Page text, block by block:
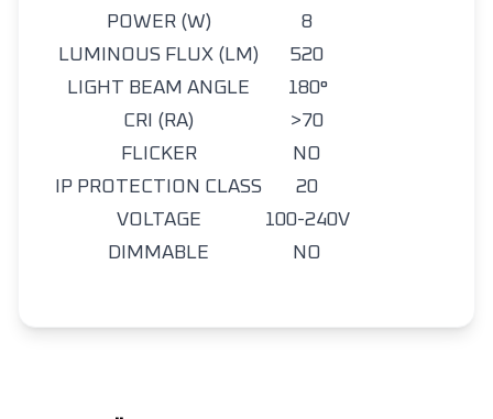
POWER (W)
8
LUMINOUS FLUX (LM)
520
LIGHT BEAM ANGLE
180°
CRI (RA)
>70
FLICKER
NO
IP PROTECTION CLASS
20
VOLTAGE
100-240V
DIMMABLE
NO